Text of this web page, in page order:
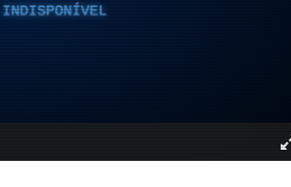
INDISPONÍVEL